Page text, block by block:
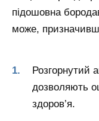
підошовна
може,
Розгорнутий
дозволяють
здоров’я.